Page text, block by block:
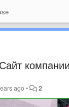
ago• 2